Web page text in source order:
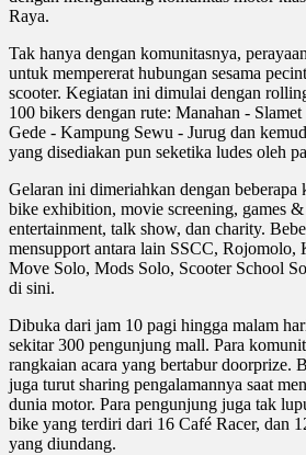
Raya.
Tak hanya dengan komunitasnya,
untuk mempererat hubungan sesama
scooter. Kegiatan ini dimulai dengan
100 bikers dengan rute: Manahan -
Gede - Kampung Sewu - Jurug dan
yang disediakan pun seketika ludes oleh
Gelaran ini dimeriahkan dengan beberapa
bike exhibition, movie screening, games
entertainment, talk show, dan charity.
mensupport antara lain SSCC,
Move Solo, Mods Solo, Scooter School
di sini.
Dibuka dari jam 10 pagi hingga malam
sekitar 300 pengunjung mall. Para
rangkaian acara yang bertabur doorprize.
juga turut sharing pengalamannya saat
dunia motor. Para pengunjung juga tak
bike yang terdiri dari 16 Café Racer, dan
yang diundang.